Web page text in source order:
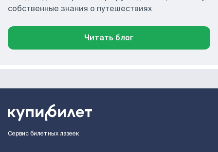
собственные знания о путешествиях
Читать блог
Сервис билетных лазеек